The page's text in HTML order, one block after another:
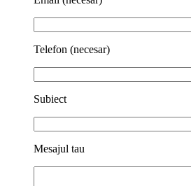
Telefon (necesar)
Subiect
Mesajul tau